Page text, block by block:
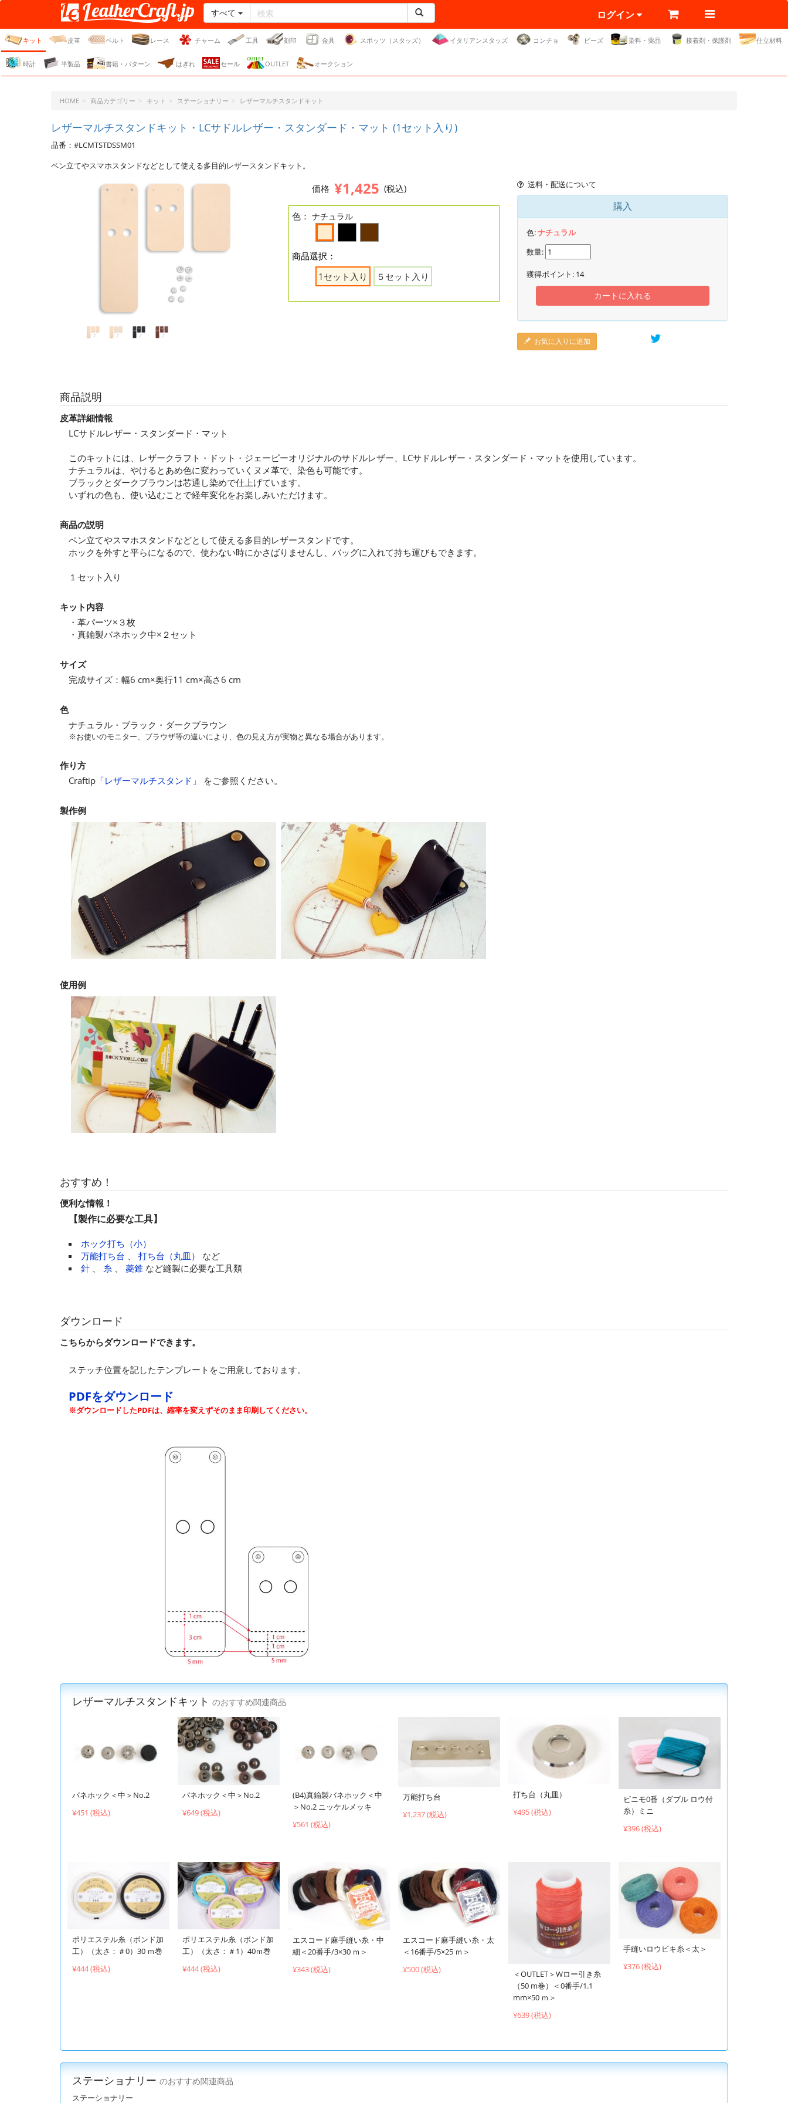
レザークラフト・ドット・
ジェーピー
すべて ログイン
キット 皮革 ベルト レース チャーム 工具 刻印 金具 スポッツ（スタッズ） イタリアンスタッズ コンチョ ビーズ 染料・薬品 接着剤・保護剤 仕立材料
時計 半製品 書籍・パターン はぎれ セール OUTLET オークション
HOME 商品カテゴリー キット ステーショナリー レザーマルチスタンドキット
レザーマルチスタンドキット・LCサドルレザー・スタンダード・マット (1セット入り)
品番：#LCMTSTDSSM01
ペン立てやスマホスタンドなどとして使える多目的レザースタンドキット。
価格 ¥1,425 (税込)
色： ナチュラル
商品選択：
1セット入り
５セット入り
送料・配送について
購入
色:ナチュラル
数量:
獲得ポイント: 14
カートに入れる
お気に入りに追加
商品説明
皮革詳細情報
LCサドルレザー・スタンダード・マット
このキットには、レザークラフト・ドット・ジェーピーオリジナルのサドルレザー、LCサドルレザー・スタンダード・マットを使用しています。
ナチュラルは、やけるとあめ色に変わっていくヌメ革で、染色も可能です。
ブラックとダークブラウンは芯通し染めで仕上げています。
いずれの色も、使い込むことで経年変化をお楽しみいただけます。
商品の説明
ペン立てやスマホスタンドなどとして使える多目的レザースタンドです。
ホックを外すと平らになるので、使わない時にかさばりませんし、バッグに入れて持ち運びもできます。
１セット入り
キット内容
・革パーツ×３枚
・真鍮製バネホック中×２セット
サイズ
完成サイズ：幅6 cm×奥行11 cm×高さ6 cm
色
ナチュラル・ブラック・ダークブラウン
※お使いのモニター、ブラウザ等の違いにより、色の見え方が実物と異なる場合があります。
作り方
Craftip 「レザーマルチスタンド」 をご参照ください。
製作例
使用例
おすすめ！
便利な情報！
【製作に必要な工具】
ホック打ち（小）
万能打ち台 、 打ち台（丸皿）
など
針 、 糸 、 菱錐 など縫製に必要な工具類
ダウンロード
こちらからダウンロードできます。
ステッチ位置を記したテンプレートをご用意しております。
PDFをダウンロード
※ダウンロードしたPDFは、縮率を変えずそのまま印刷してください。
レザーマルチスタンドキット のおすすめ関連商品
バネホック＜中＞No.2
¥451 (税込)
バネホック＜中＞No.2
¥649 (税込)
(B4)真鍮製バネホック＜中
＞No.2 ニッケルメッキ
¥561 (税込)
万能打ち台
¥1,237 (税込)
打ち台（丸皿）
¥495 (税込)
ビニモ0番（ダブル ロウ付
糸）ミニ
¥396 (税込)
ポリエステル糸（ボンド加
工）（太さ：＃0）30 ｍ巻
¥444 (税込)
ポリエステル糸（ボンド加
工）（太さ：＃1）40ｍ巻
¥444 (税込)
エスコード麻手縫い糸・中
細＜20番手/3×30 ｍ＞
¥343 (税込)
エスコード麻手縫い糸・太
＜16番手/5×25 ｍ＞
¥500 (税込)
＜OUTLET＞Wロー引き糸
（50 m巻）＜0番手/1.1
mm×50 ｍ＞
¥639 (税込)
手縫いロウビキ糸＜太＞
¥376 (税込)
ステーショナリー のおすすめ関連商品
ステーショナリー